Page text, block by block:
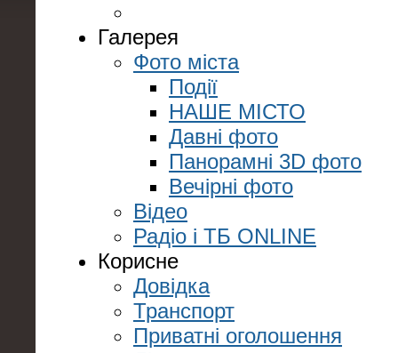
Галерея
Фото міста
Події
НАШЕ МІСТО
Давні фото
Панорамні 3D фото
Вечірні фото
Відео
Радіо і ТБ ONLINE
Корисне
Довідка
Транспорт
Приватні оголошення